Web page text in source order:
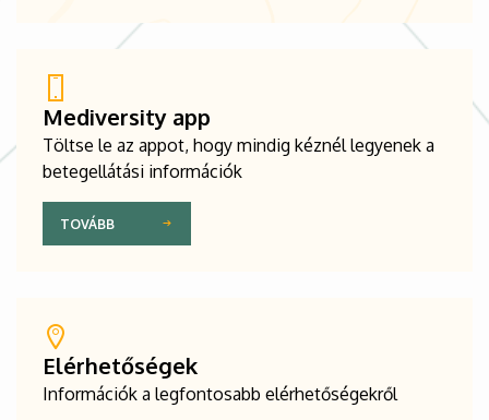
Mediversity app
Töltse le az appot, hogy mindig kéznél legyenek a
betegellátási információk
TOVÁBB
Elérhetőségek
Információk a legfontosabb elérhetőségekről